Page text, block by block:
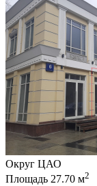
Округ ЦАО
Площадь 27.70 м2